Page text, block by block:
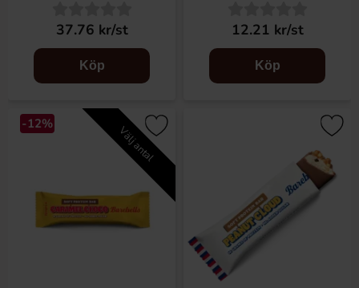
37.76 kr/st
Köp
12.21 kr/st
Köp
Välj antal
-12%